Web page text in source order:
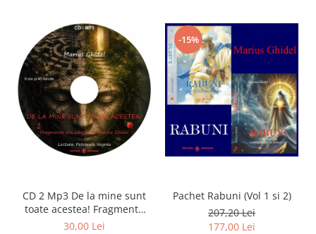
CD 2 Mp3 De la mine sunt
toate acestea! Fragmente
din cărțile lui Marius Ghidel
30,00 Lei
-15%
Pachet Rabuni (Vol 1 si 2)
207,20 Lei
177,00 Lei